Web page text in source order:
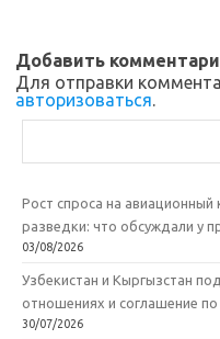
ik
i
Добавить
Для отправки
авторизоваться.
Рост спроса на авиационный
разведки: что обсуждали у
03/08/2026
Узбекистан и Кыргызстан
отношениях и соглашение
30/07/2026